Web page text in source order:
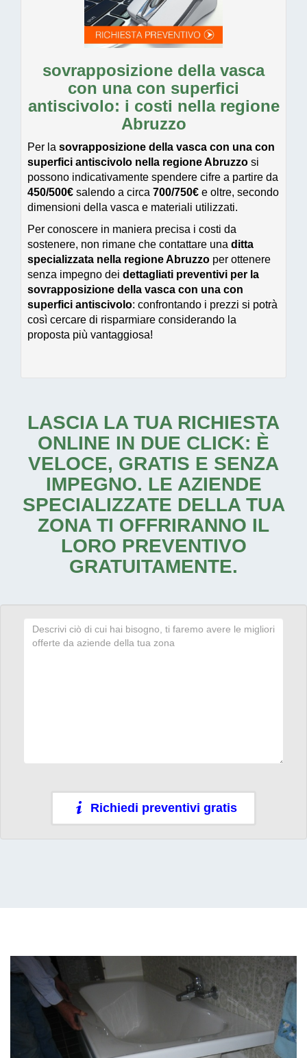
sovrapposizione della vasca
con una con superfici
antiscivolo: i costi nella regione
Abruzzo
Per la sovrapposizione della vasca con una con
superfici antiscivolo nella regione Abruzzo si
possono indicativamente spendere cifre a partire da
450/500€ salendo a circa 700/750€ e oltre, secondo
dimensioni della vasca e materiali utilizzati.
Per conoscere in maniera precisa i costi da
sostenere, non rimane che contattare una ditta
specializzata nella regione Abruzzo per ottenere
senza impegno dei dettagliati preventivi per la
sovrapposizione della vasca con una con
superfici antiscivolo: confrontando i prezzi si potrà
così cercare di risparmiare considerando la
proposta più vantaggiosa!
LASCIA LA TUA RICHIESTA
ONLINE IN DUE CLICK: È
VELOCE, GRATIS E SENZA
IMPEGNO. LE AZIENDE
SPECIALIZZATE DELLA TUA
ZONA TI OFFRIRANNO IL
LORO PREVENTIVO
GRATUITAMENTE.
Richiedi preventivi gratis